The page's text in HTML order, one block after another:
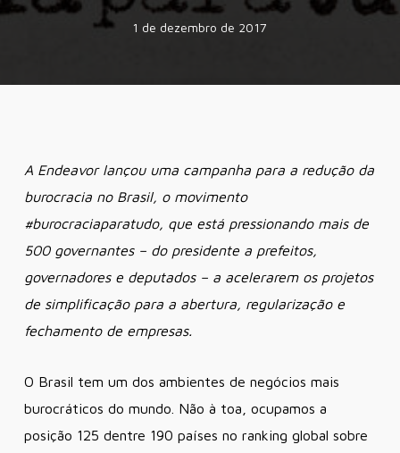
1 de dezembro de 2017
A Endeavor lançou uma campanha para a redução da
burocracia no Brasil, omovimento
#burocraciaparatudo, que está pressionando mais de
500 governantes – do presidente a prefeitos,
governadores e deputados – a acelerarem os projetos
de simplificação para a abertura, regularização e
fechamento de empresas.
O Brasil tem um dos ambientes de negócios mais
burocráticos do mundo. Não à toa, ocupamos a
posição 125 dentre 190 países no ranking global sobre